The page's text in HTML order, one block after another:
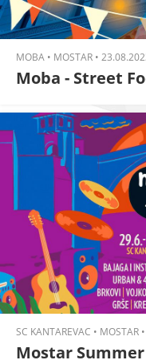
MOBA • MOSTAR •
Moba - Street
SC KANTAREVAC • MOSTAR
Mostar Summer